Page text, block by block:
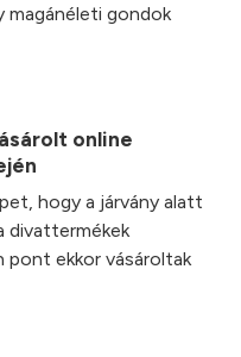
magánéleti gondok
online
hogy a járvány alatt
divattermékek
pont ekkor vásároltak